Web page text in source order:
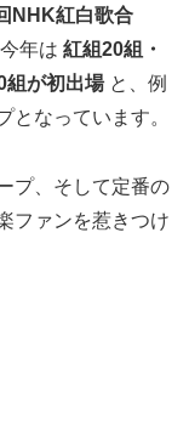
NHK紅白歌合
年は 紅組20組・
組が初出場と、例
となっています。
プ、そして定番の
ファンを惹きつけ